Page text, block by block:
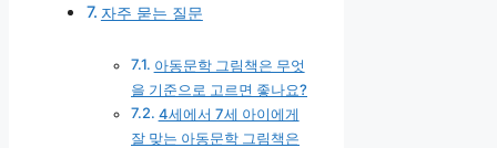
자주 묻는 질문
아동문학 그림책은 무엇
을 기준으로 고르면 좋나요?
4세에서 7세 아이에게
잘 맞는 아동문학 그림책은